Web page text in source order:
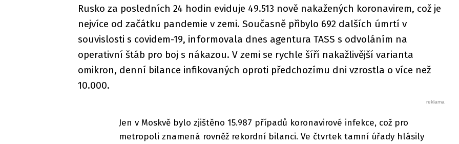
Rusko za posledních 24 hodin eviduje 49.513 nově nakažených koronavirem, což je
nejvíce od začátku pandemie v zemi. Současně přibylo 692 dalších úmrtí v
souvislosti s covidem-19, informovala dnes agentura TASS s odvoláním na
operativní štáb pro boj s nákazou. V zemi se rychle šíří nakažlivější varianta
omikron, denní bilance infikovaných oproti předchozímu dni vzrostla o více než
10.000.
Jen v Moskvě bylo zjištěno 15.987 případů koronavirové infekce, což pro
metropoli znamená rovněž rekordní bilanci. Ve čtvrtek tamní úřady hlásily